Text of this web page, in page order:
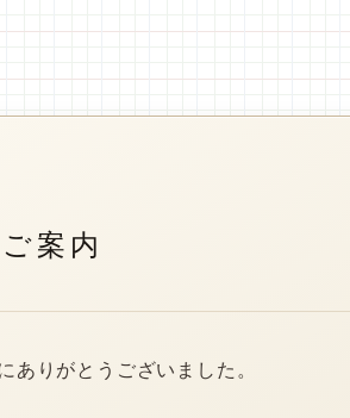
案内
ありがとうございました。